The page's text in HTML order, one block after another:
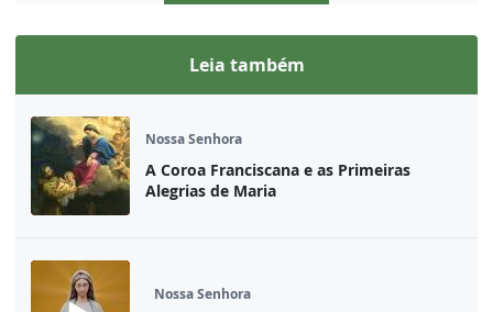
Leia também
Nossa Senhora
A Coroa Franciscana e as Primeiras
Alegrias de Maria
Nossa Senhora